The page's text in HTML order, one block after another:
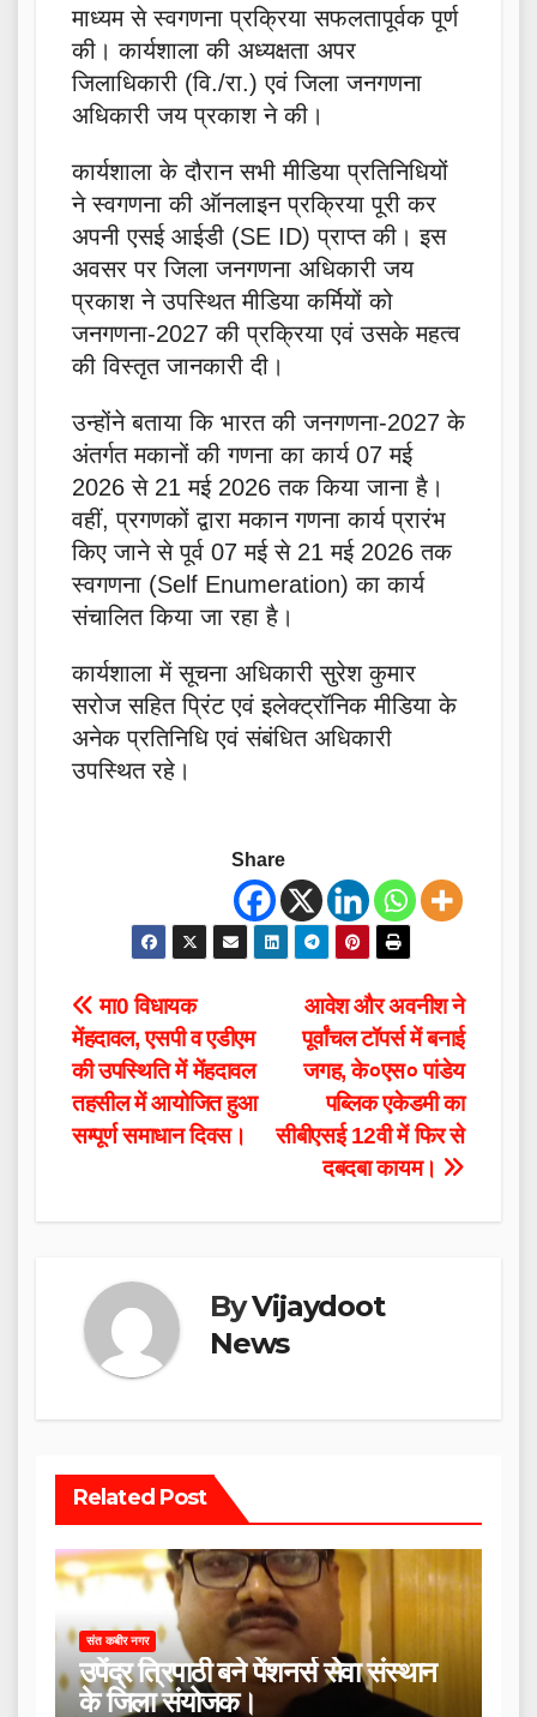
माध्यम से स्वगणना प्रक्रिया सफलतापूर्वक पूर्ण
की। कार्यशाला की अध्यक्षता अपर
जिलाधिकारी (वि./रा.) एवं जिला जनगणना
अधिकारी जय प्रकाश ने की।
कार्यशाला के दौरान सभी मीडिया प्रतिनिधियों
ने स्वगणना की ऑनलाइन प्रक्रिया पूरी कर
अपनी एसई आईडी (SE ID) प्राप्त की। इस
अवसर पर जिला जनगणना अधिकारी जय
प्रकाश ने उपस्थित मीडिया कर्मियों को
जनगणना-2027 की प्रक्रिया एवं उसके महत्व
की विस्तृत जानकारी दी।
उन्होंने बताया कि भारत की जनगणना-2027 के
अंतर्गत मकानों की गणना का कार्य 07 मई
2026 से 21 मई 2026 तक किया जाना है।
वहीं, प्रगणकों द्वारा मकान गणना कार्य प्रारंभ
किए जाने से पूर्व 07 मई से 21 मई 2026 तक
स्वगणना (Self Enumeration) का कार्य
संचालित किया जा रहा है।
कार्यशाला में सूचना अधिकारी सुरेश कुमार
सरोज सहित प्रिंट एवं इलेक्ट्रॉनिक मीडिया के
अनेक प्रतिनिधि एवं संबंधित अधिकारी
उपस्थित रहे।
Share
Post
navigation
आवेश और अवनीश ने
पूर्वांचल टॉपर्स में बनाई
जगह, के०एस० पांडेय
पब्लिक एकेडमी का
सीबीएसई 12वी में फिर से
दबदबा कायम।
मा0 विधायक
मेंहदावल, एसपी व एडीएम
की उपस्थिति में मेंहदावल
तहसील में आयोजित हुआ
सम्पूर्ण समाधान दिवस।
ByVijaydoot
News
Related Post
संत कबीर नगर
उपेंद्र त्रिपाठी बने पेंशनर्स सेवा संस्थान
के जिला संयोजक।